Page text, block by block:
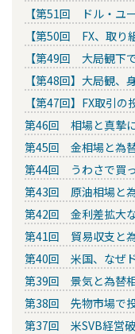
【第51回 ドル・ユ
【第50回 FX、取り
【第49回 大局観下
【第48回】大局観、
【第47回】FX取引の
第46回 相場と真摯
第45回 金相場と為
第44回 うわさで買
第43回 原油相場と
第42回 金利差拡大
第41回 貿易収支と
第40回 米国、なぜ
第39回 景気と為替
第38回 先物市場で
第37回 米SVB経営